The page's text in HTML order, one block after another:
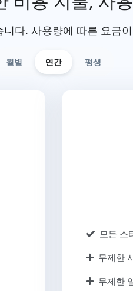
다. 사용량에 따른 요금
월별 연간 평생
모든 스
무제한
무제한